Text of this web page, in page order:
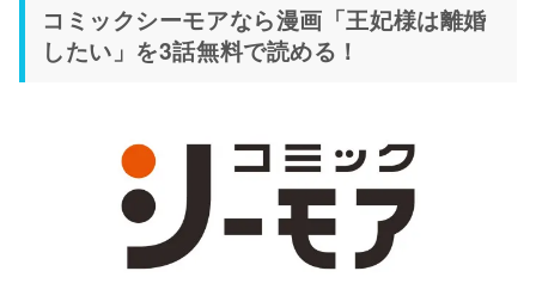
コミックシーモアなら漫画「王妃様は離婚
したい」を3話無料で読める！